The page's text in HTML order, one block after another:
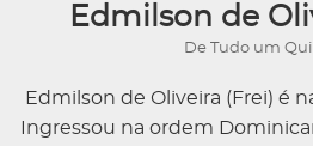
Edmilson de
De Tudo um
Edmilson de Oliveira (Frei) é
Ingressou na ordem